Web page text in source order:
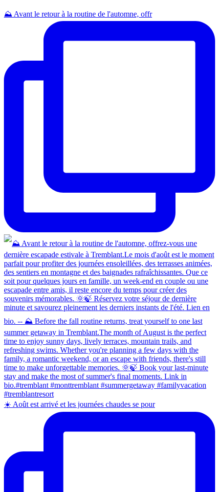
⛰️ Avant le retour à la routine de l'automne, offr
☀️ Août est arrivé et les journées chaudes se pour